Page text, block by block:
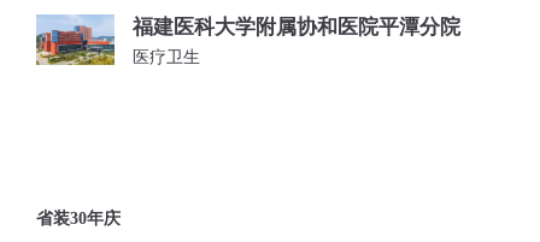
福建医科大学附属协和医院平潭分院
医疗卫生
省装30年庆